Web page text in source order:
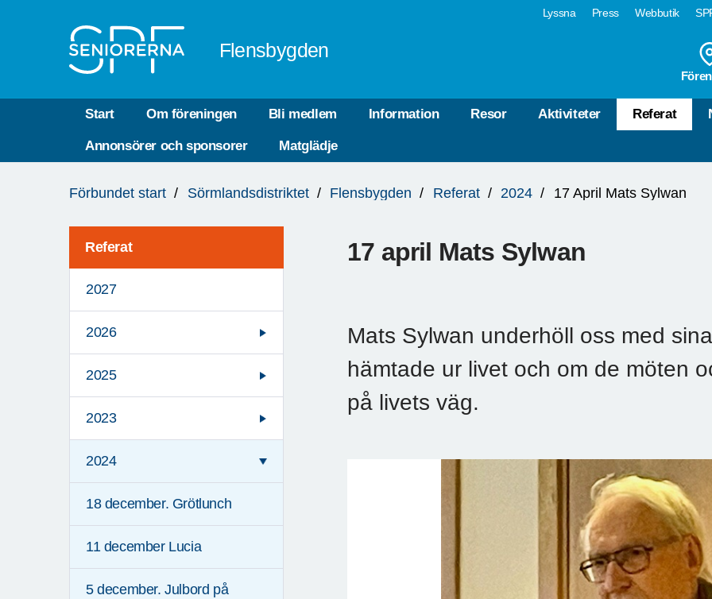
Lyssna Press Webbutik
Flensbygden
Start Om föreningen Bli medlem Information Resor Aktiviteter Referat
Annonsörer och sponsorer Matglädje
är
Förbundet start Sörmlandsdistriktet Flensbygden Referat 2024 17 April Mats Sylwan
Referat
2027
2026
2025
2023
2024
18 december. Grötlunch
11 december Lucia
5 december. Julbord på
17 april Mats Sylwan
Mats Sylwan underhöll oss med
hämtade ur livet och om de möten
på livets väg.